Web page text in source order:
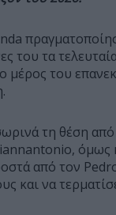
του τα
μέρος του
τη θέση από
όμως
από τον
και να